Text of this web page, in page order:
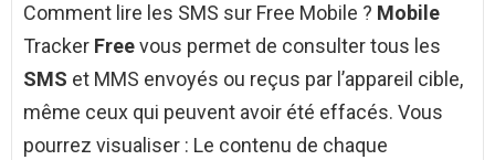
Comment lire les SMS sur Free Mobile ? Mobile
Tracker Freevous permet de consulter tous les
SMS et MMS envoyés ou reçus par l’appareil cible,
même ceux qui peuvent avoir été effacés. Vous
pourrez visualiser : Le contenu de chaque